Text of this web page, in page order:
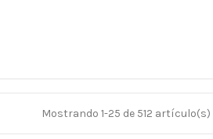
Mostrando 1-25 de 512 artículo(s)